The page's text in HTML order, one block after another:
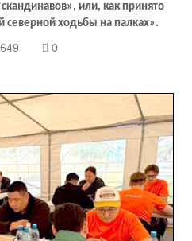
или, как принято
северной ходьбы на палках».
0